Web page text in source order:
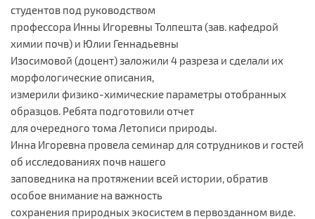
студентов под руководством
профессора Инны Игоревны Толпешта (зав. кафедрой
химии почв) и Юлии Геннадьевны
Изосимовой (доцент) заложили 4 разреза и сделали их
морфологические описания,
измерили физико-химические параметры отобранных
образцов. Ребята подготовили отчет
для очередного тома Летописи природы.
Инна Игоревна провела семинар для сотрудников и гостей
об исследованиях почв нашего
заповедника на протяжении всей истории, обратив
особое внимание на важность
сохранения природных экосистем в первозданном виде.